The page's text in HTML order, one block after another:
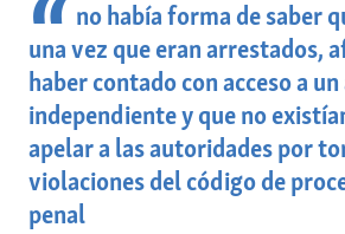
no había forma de saber
una vez que eran arrestados,
haber contado con acceso a
independiente y que no
apelar a las autoridades por
violaciones del código de
penal